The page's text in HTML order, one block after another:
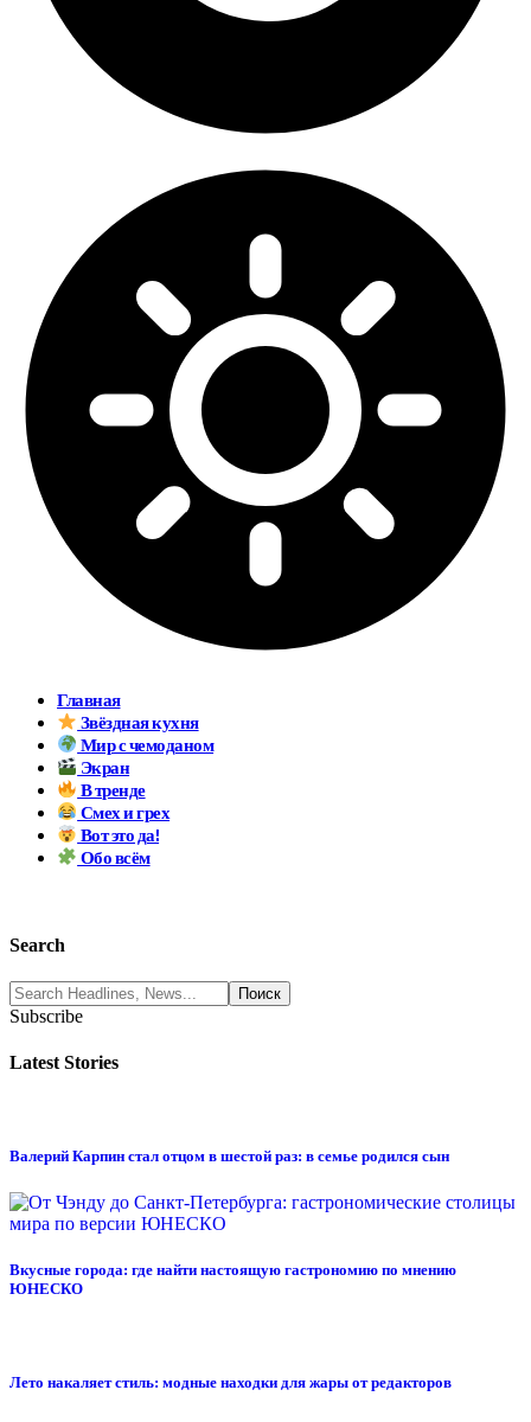
Главная
Звёздная кухня
Мир с чемоданом
Экран
В тренде
Смех и грех
Вот это да!
Обо всём
Search
Subscribe
Latest Stories
Валерий Карпин стал отцом в шестой раз: в семье родился сын
Вкусные города: где найти настоящую гастрономию по мнению
ЮНЕСКО
Лето накаляет стиль: модные находки для жары от редакторов